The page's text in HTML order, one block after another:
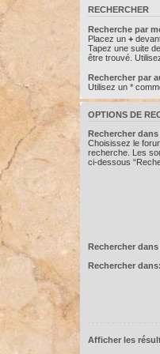
RECHERCHER
Recherche par
Placez un +
Tapez une suite
être trouvé.
Rechercher par
Utilisez un *
OPTIONS DE
Rechercher
Choisissez le
recherche. Les
ci-dessous
Rechercher
Rechercher dans:
Afficher les